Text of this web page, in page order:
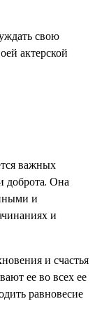
свою
актерской
важных
доброта. Она
и
и
и счастья
ее во всех ее
равновесие